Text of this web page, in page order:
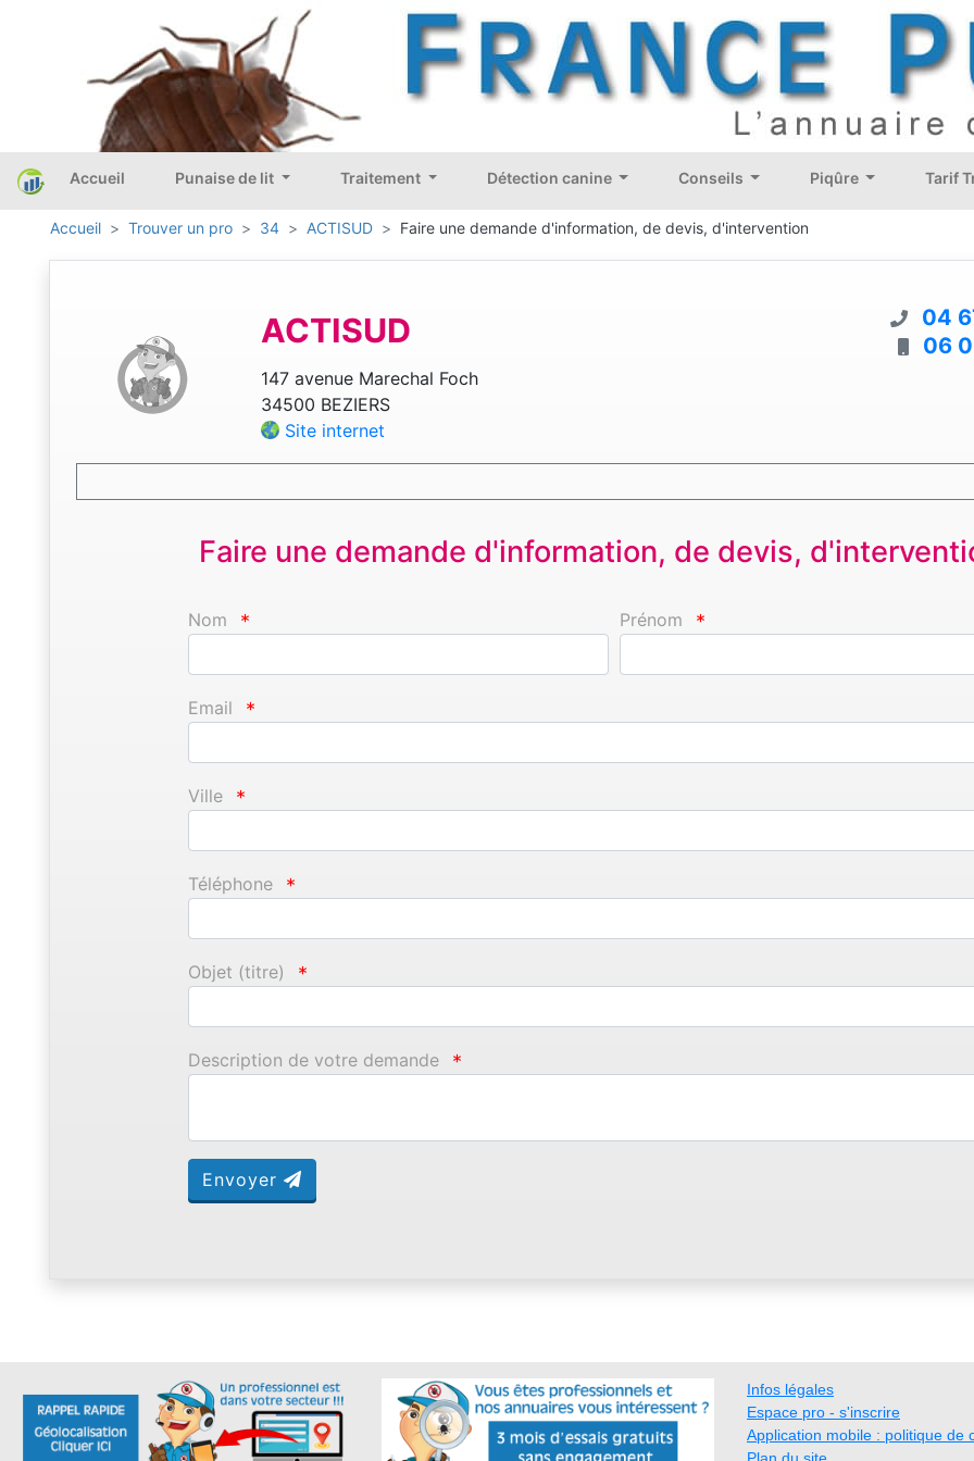
Accueil Punaise de lit Traitement Détection canine Conseils Piqûre Tarif
Accueil Trouver un pro 34 ACTISUD Faire une demande d'information, de devis, d'intervention
ACTISUD
147 avenue Marechal Foch
34500 BEZIERS
Site internet
04
06
Faire une demande d'information, de devis,
Nom * Prénom *
Email *
Ville *
Téléphone *
Objet (titre) *
Description de votre demande *
Envoyer
Infos légales
Espace pro - s'inscrire
Application mobile : politique de
Plan du site